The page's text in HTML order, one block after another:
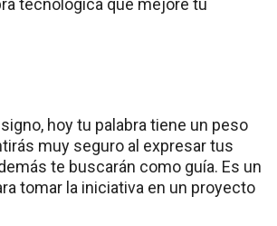
tecnológica que mejore tu
hoy tu palabra tiene un peso
muy seguro al expresar tus
te buscarán como guía. Es un
tomar la iniciativa en un proyecto